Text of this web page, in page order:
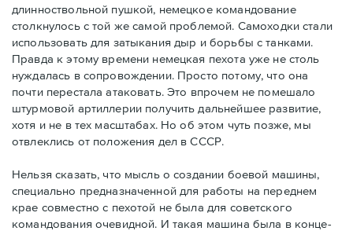
длинноствольной пушкой, немецкое командование
столкнулось с той же самой проблемой. Самоходки стали
использовать для затыкания дыр и борьбы с танками.
Правда к этому времени немецкая пехота уже не столь
нуждалась в сопровождении. Просто потому, что она
почти перестала атаковать. Это впрочем не помешало
штурмовой артиллерии получить дальнейшее развитие,
хотя и не в тех масштабах. Но об этом чуть позже, мы
отвлеклись от положения дел в СССР.
Нельзя сказать, что мысль о создании боевой машины,
специально предназначенной для работы на переднем
крае совместно с пехотой не была для советского
командования очевидной. И такая машина была в конце-